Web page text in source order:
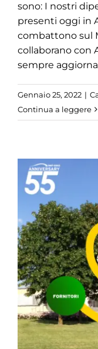
sono: I nostri
presenti oggi in
combattono sul
collaborano con
sempre
Gennaio 25, 2022 |
Continua a leggere